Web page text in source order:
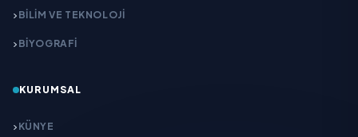
BİLİM VE TEKNOLOJİ
BİYOGRAFİ
KURUMSAL
KÜNYE